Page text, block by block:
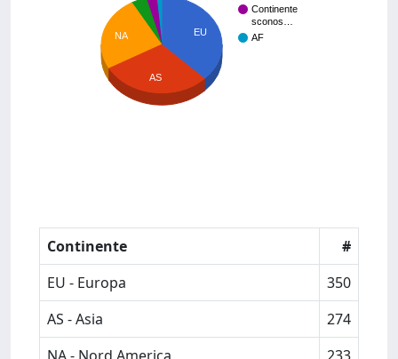
Continente
sconos…
AF
EU
NA
AS
Continente
#
EU - Europa
350
AS - Asia
274